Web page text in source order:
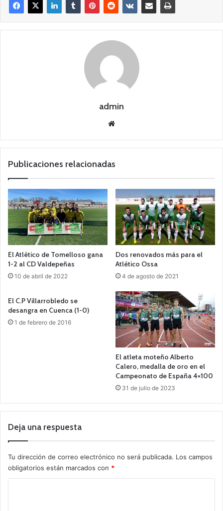
admin
we
Publicaciones relacionadas
El Atlético de Tomelloso gana
1-2 al CD Valdepeñas
10 de abril de 2022
Dos renovados más para el
Atlético Ossa
4 de agosto de 2021
El C.P Villarrobledo se
desangra en Cuenca (1-0)
1 de febrero de 2016
El atleta moteño Alberto
Calero, medalla de oro en el
Campeonato de España 4×100
31 de julio de 2023
Deja una respuesta
Tu dirección de correo electrónico no será publicada. Los campos
obligatorios están marcados con *